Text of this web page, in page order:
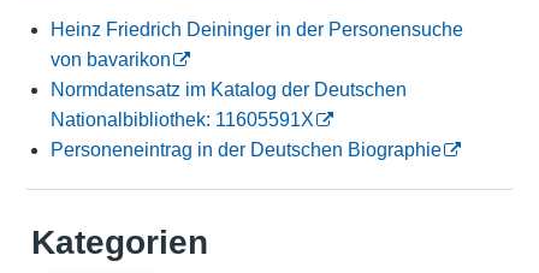
Heinz Friedrich Deininger in der Personensuche
von bavarikon
Normdatensatz im Katalog der Deutschen
Nationalbibliothek: 11605591X
Personeneintrag in der Deutschen Biographie
Kategorien